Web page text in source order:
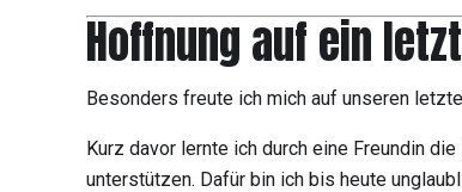
Hoffnung auf ein
Besonders freute ich mich auf unseren
Kurz davor lernte ich durch eine Freundin
unterstützen. Dafür bin ich bis heute